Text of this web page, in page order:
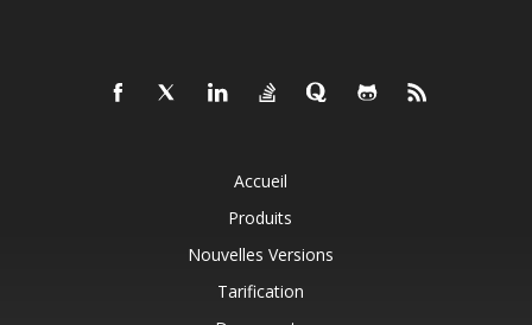
Accueil
Produits
Nouvelles Versions
Tarification